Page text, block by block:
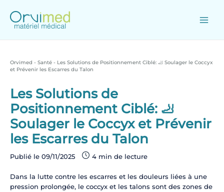
content
Orvimed - Santé- Les Solutions de Positionnement Ciblé: 🦶 Soulager le Coccyx
et Prévenir les Escarres du Talon
Les Solutions de
Positionnement Ciblé: 🦶
Soulager le Coccyx et Prévenir
les Escarres du Talon
Publié le 09/11/2025
Dans la lutte contre les escarres et les douleurs liées à une
pression prolongée, le coccyx et les talons sont des zones de